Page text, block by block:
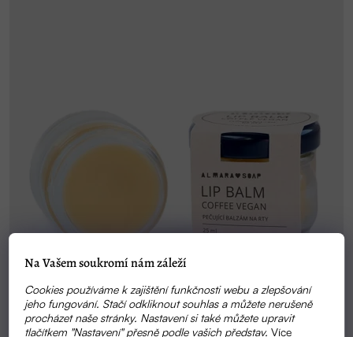
Na Vašem soukromí nám záleží
Cookies používáme k zajištění funkčnosti webu a zlepšování
jeho fungování. Stačí odkliknout souhlas a můžete nerušeně
procházet naše stránky. Nastavení si také můžete upravit
tlačítkem "Nastavení" přesně podle vašich představ.Více